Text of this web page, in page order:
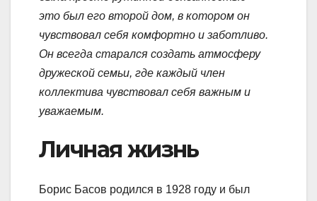
это был его второй дом, в котором он
чувствовал себя комфортно и заботливо.
Он всегда старался создать атмосферу
дружеской семьи, где каждый член
коллектива чувствовал себя важным и
уважаемым.
Личная жизнь
Борис Басов родился в 1928 году и был